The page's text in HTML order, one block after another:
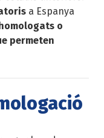
a Espanya
o
permeten